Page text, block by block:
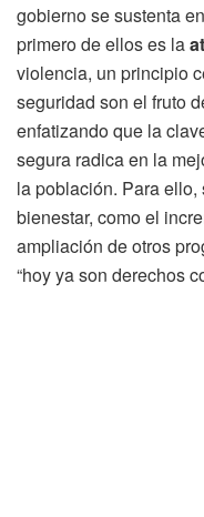
gobierno se sustenta
primero de ellos es la
violencia, un principio
seguridad son el fruto
enfatizando que la
segura radica en la
la población. Para
bienestar, como el
ampliación de otros
“hoy ya son derechos